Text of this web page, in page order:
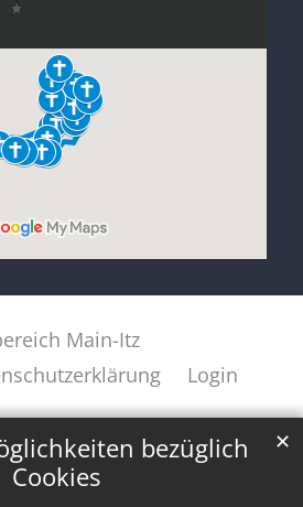
bezüglich
Cookies
✕
Main-Itz
Login